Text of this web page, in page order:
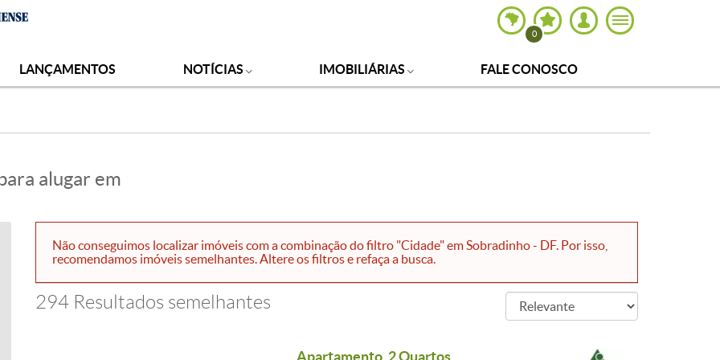
0
LANÇAMENTOS NOTÍCIAS IMOBILIÁRIAS FALE CONOSCO
alugar em
Não conseguimos localizar imóveis com a combinação do filtro "Cidade" em Sobradinho - DF. Por isso,
recomendamos imóveis semelhantes. Altere os filtros e refaça a busca.
294 Resultados semelhantes
Apartamento, 2 Quartos